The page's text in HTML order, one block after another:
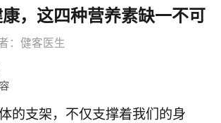
，这四种营养素缺一不可
：健客医生
的支架，不仅支撑着我们的身